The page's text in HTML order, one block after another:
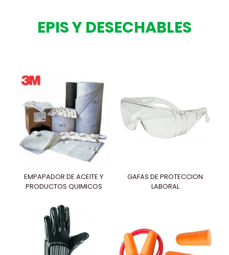
EPIS Y DESECHABLES
EMPAPADOR DE ACEITE Y
PRODUCTOS QUIMICOS
GAFAS DE PROTECCION
LABORAL